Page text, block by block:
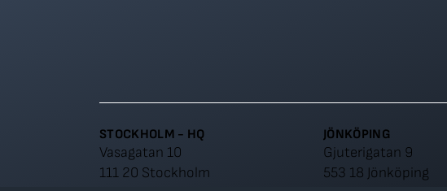
STOCKHOLM - HQ
Vasagatan 10
111 20 Stockholm
JÖNKÖPING
Gjuterigatan 9
553 18 Jönköping